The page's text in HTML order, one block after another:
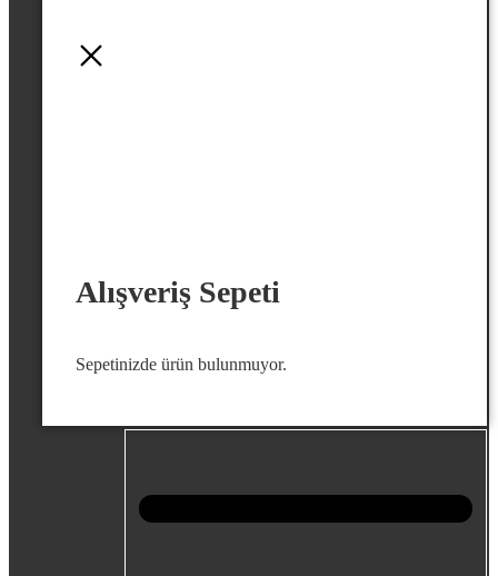
Alışveriş Sepeti
Sepetinizde ürün bulunmuyor.